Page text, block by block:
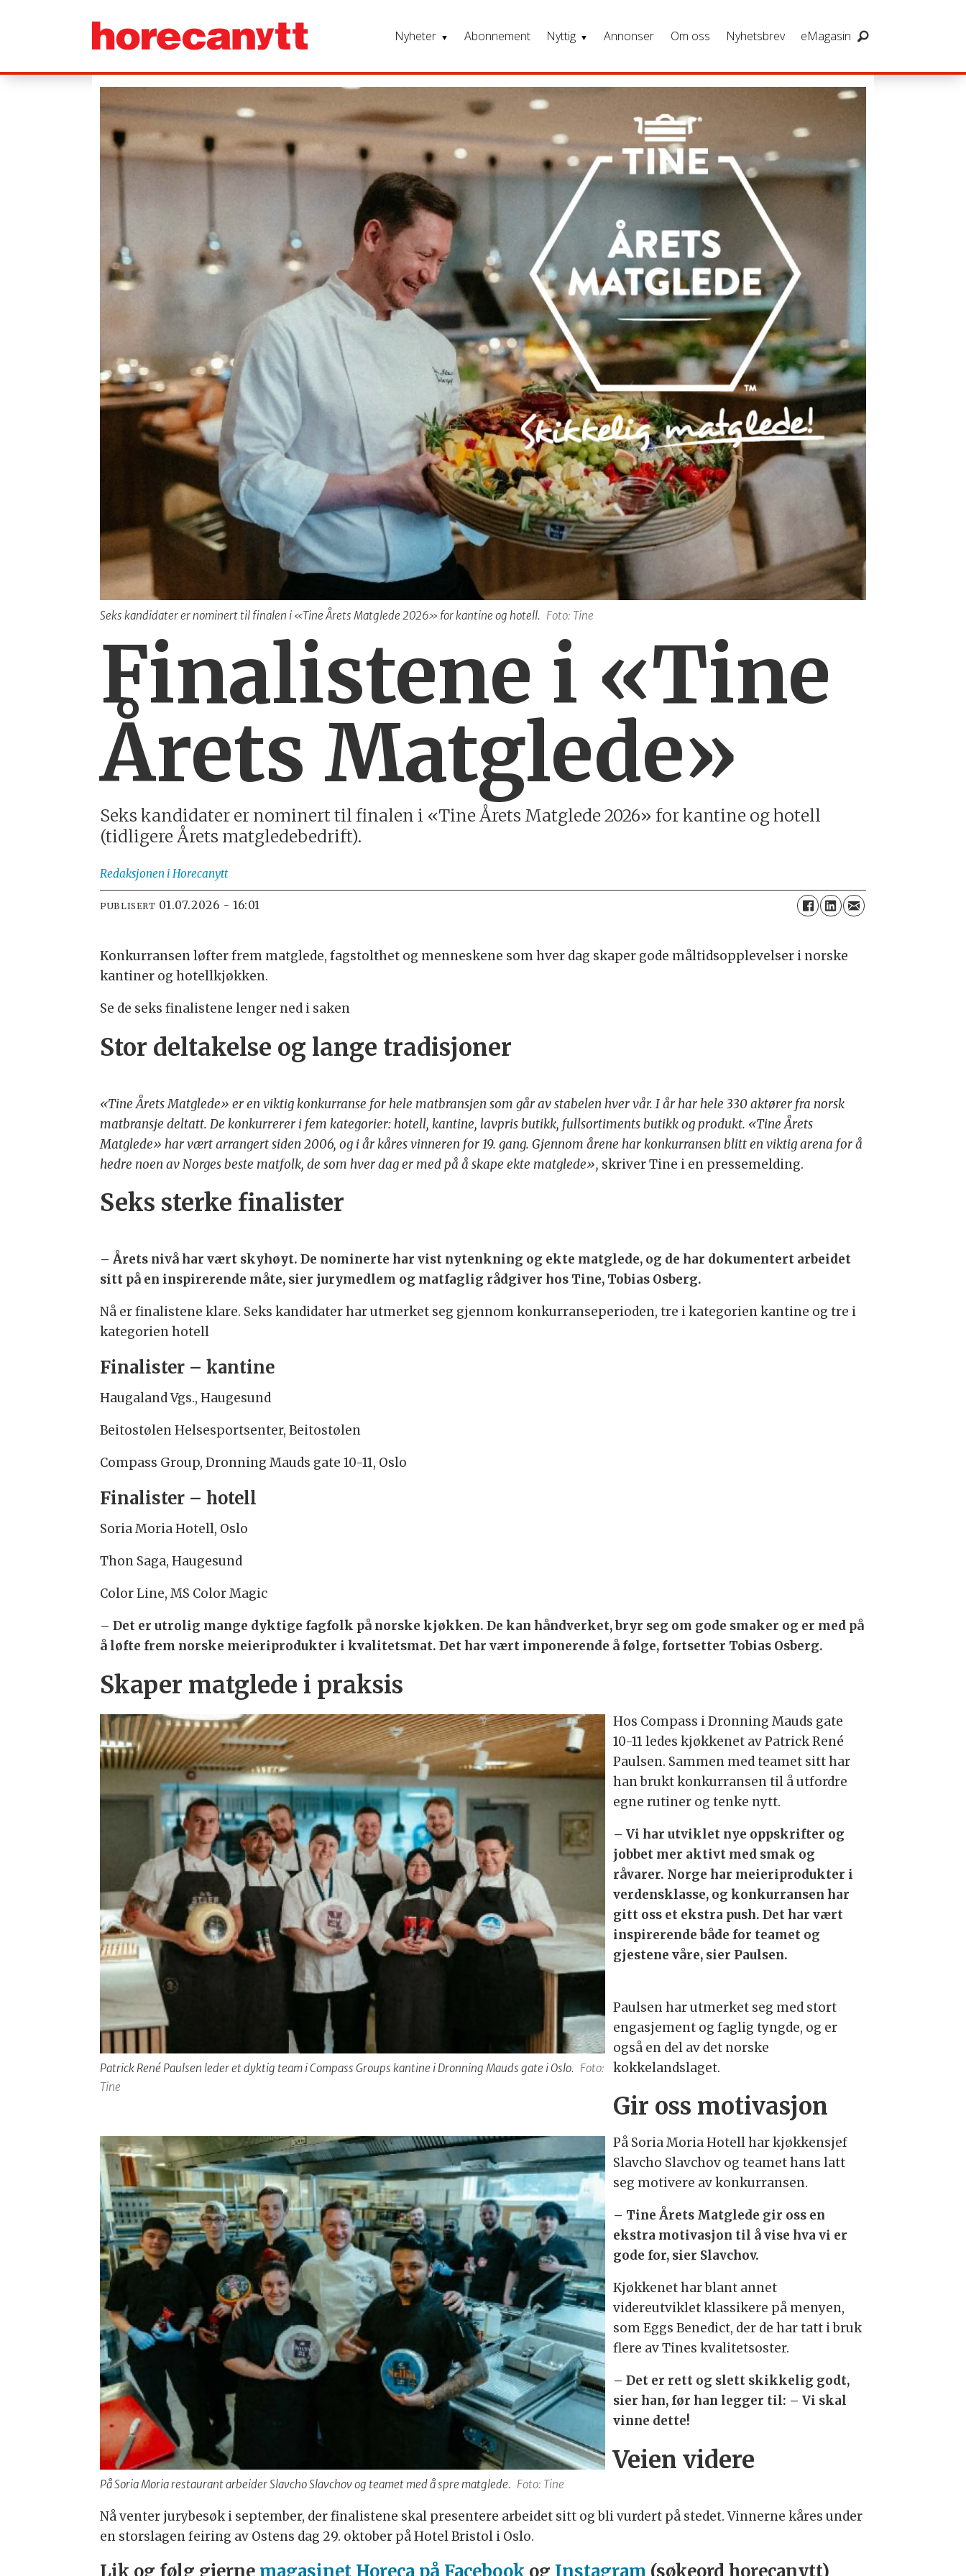
Nyheter Abonnement Nyttig Annonser Om oss Nyhetsbrev eMagasin
Seks kandidater er nominert til finalen i «Tine Årets Matglede 2026» for kantine og hotell. Foto: Tine
Finalistene i «Tine
Årets Matglede»
Seks kandidater er nominert til finalen i «Tine Årets Matglede 2026» for kantine og hotell
(tidligere Årets matgledebedrift).
Redaksjonen i Horecanytt
PUBLISERT 01.07.2026 - 16:01
Konkurransen løfter frem matglede, fagstolthet og menneskene som hver dag skaper gode måltidsopplevelser i norske
kantiner og hotellkjøkken.
Se de seks finalistene lenger ned i saken
Stor deltakelse og lange tradisjoner
«Tine Årets Matglede» er en viktig konkurranse for hele matbransjen som går av stabelen hver vår. I år har hele 330 aktører fra norsk
matbransje deltatt. De konkurrerer i fem kategorier: hotell, kantine, lavpris butikk, fullsortiments butikk og produkt. «Tine Årets
Matglede» har vært arrangert siden 2006, og i år kåres vinneren for 19. gang. Gjennom årene har konkurransen blitt en viktig arena for å
hedre noen av Norges beste matfolk, de som hver dag er med på å skape ekte matglede», skriver Tine i en pressemelding.
Seks sterke finalister
– Årets nivå har vært skyhøyt. De nominerte har vist nytenkning og ekte matglede, og de har dokumentert arbeidet
sitt på en inspirerende måte, sier jurymedlem og matfaglig rådgiver hos Tine, Tobias Osberg.
Nå er finalistene klare. Seks kandidater har utmerket seg gjennom konkurranseperioden, tre i kategorien kantine og tre i
kategorien hotell
Finalister – kantine
Haugaland Vgs., Haugesund
Beitostølen Helsesportsenter, Beitostølen
Compass Group, Dronning Mauds gate 10-11, Oslo
Finalister – hotell
Soria Moria Hotell, Oslo
Thon Saga, Haugesund
Color Line, MS Color Magic
– Det er utrolig mange dyktige fagfolk på norske kjøkken. De kan håndverket, bryr seg om gode smaker og er med på
å løfte frem norske meieriprodukter i kvalitetsmat. Det har vært imponerende å følge, fortsetter Tobias Osberg.
Skaper matglede i praksis
Patrick René Paulsen leder et dyktig team i Compass Groups kantine i Dronning Mauds gate i Oslo. Foto:
Tine
Hos Compass i Dronning Mauds gate
10-11 ledes kjøkkenet av Patrick René
Paulsen. Sammen med teamet sitt har
han brukt konkurransen til å utfordre
egne rutiner og tenke nytt.
– Vi har utviklet nye oppskrifter og
jobbet mer aktivt med smak og
råvarer. Norge har meieriprodukter i
verdensklasse, og konkurransen har
gitt oss et ekstra push. Det har vært
inspirerende både for teamet og
gjestene våre, sier Paulsen.
Paulsen har utmerket seg med stort
engasjement og faglig tyngde, og er
også en del av det norske
kokkelandslaget.
Gir oss motivasjon
På Soria Moria restaurant arbeider Slavcho Slavchov og teamet med å spre matglede. Foto: Tine
På Soria Moria Hotell har kjøkkensjef
Slavcho Slavchov og teamet hans latt
seg motivere av konkurransen.
– Tine Årets Matglede gir oss en
ekstra motivasjon til å vise hva vi er
gode for, sier Slavchov.
Kjøkkenet har blant annet
videreutviklet klassikere på menyen,
som Eggs Benedict, der de har tatt i bruk
flere av Tines kvalitetsoster.
– Det er rett og slett skikkelig godt,
sier han, før han legger til: – Vi skal
vinne dette!
Veien videre
Nå venter jurybesøk i september, der finalistene skal presentere arbeidet sitt og bli vurdert på stedet. Vinnerne kåres under
en storslagen feiring av Ostens dag 29. oktober på Hotel Bristol i Oslo.
Lik og følg gjerne magasinet Horeca på Facebook og Instagram (søkeord horecanytt)